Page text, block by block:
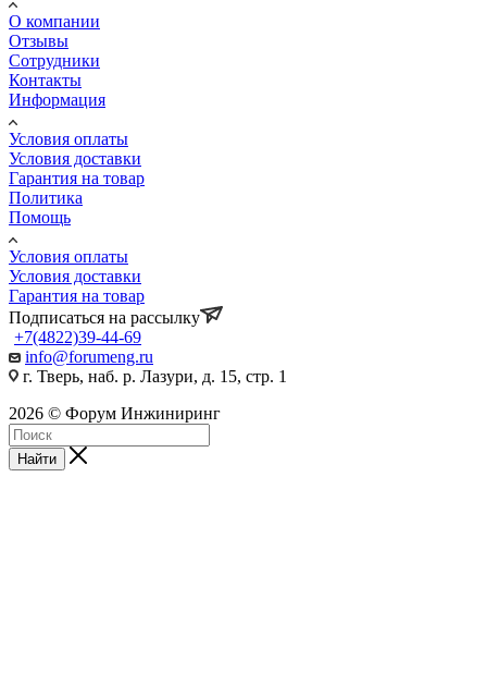
О компании
Отзывы
Сотрудники
Контакты
Информация
Условия оплаты
Условия доставки
Гарантия на товар
Политика
Помощь
Условия оплаты
Условия доставки
Гарантия на товар
Подписаться на рассылку
+7(4822)39-44-69
info@forumeng.ru
г. Тверь, наб. р. Лазури, д. 15, стр. 1
2026 © Форум Инжиниринг
Найти